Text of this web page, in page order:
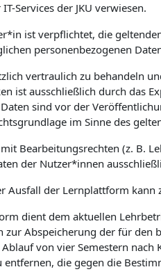
Services der JKU verwiesen.
ist verpflichtet, die
personenbezogenen
vertraulich zu behandeln
ist ausschließlich durch das
sind vor der
im Sinne des
Bearbeitungsrechten (z. B.
der Nutzer*innen
Ausfall der Lernplattform
dient dem aktuellen
zur Abspeicherung der für den
von vier Semestern
entfernen, die gegen die